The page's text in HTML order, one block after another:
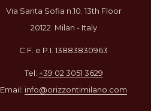
Via Santa Sofia n.10. 13th Floor
20122 Milan - Italy
C.F. e P.I. 13883830963
Tel: +39 02 3051 3629
Email: info@orizzontimilano.com